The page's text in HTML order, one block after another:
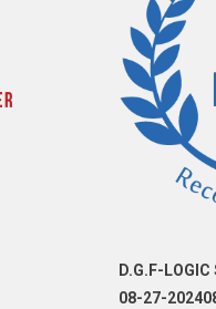
D.G.F-
08-27-